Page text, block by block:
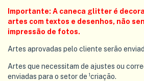
Importante: A caneca glitter é
artes com textos e desenhos, não
impressão de fotos.
Artes aprovadas pelo cliente serão
Artes que necessitam de ajustes ou
enviadas para o setor de ¹criação.